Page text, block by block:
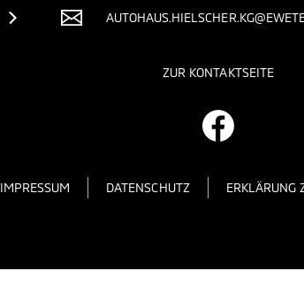
ZUR KONTAKTSEITE
IMPRESSUM DATENSCHUTZ ERKLÄRUNG